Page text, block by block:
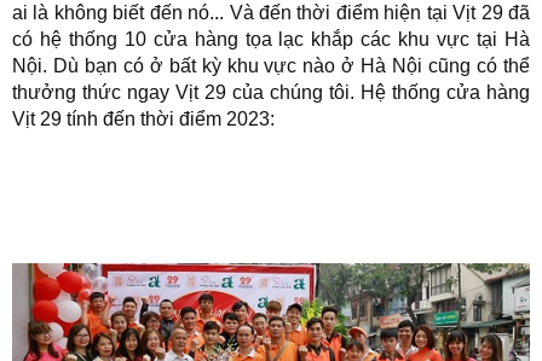
ai là không biết đến nó... Và đến thời điểm hiện tại Vịt 29 đã
có hệ thống 10 cửa hàng tọa lạc khắp các khu vực tại Hà
Nội. Dù bạn có ở bất kỳ khu vực nào ở Hà Nội cũng có thể
thưởng thức ngay Vịt 29 của chúng tôi. Hệ thống cửa hàng
Vịt 29 tính đến thời điểm 2023: